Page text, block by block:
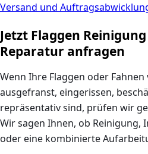
Versand und
Jetzt Flaggen
Reparatur anfragen
Wenn Ihre Flaggen oder
ausgefranst, eingerissen,
repräsentativ sind, prüfen wir
Wir sagen Ihnen, ob
oder eine kombinierte